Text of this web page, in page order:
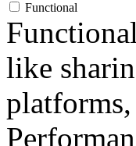
Functional
like